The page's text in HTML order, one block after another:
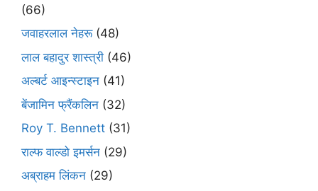
(66)
जवाहरलाल नेहरू(48)
लाल बहादुर शास्त्री (46)
अल्बर्ट आइन्स्टाइन (41)
बेंजामिन फ्रैंकलिन (32)
Roy T. Bennett (31)
राल्फ वाल्डो इमर्सन (29)
अब्राहम लिंकन (29)